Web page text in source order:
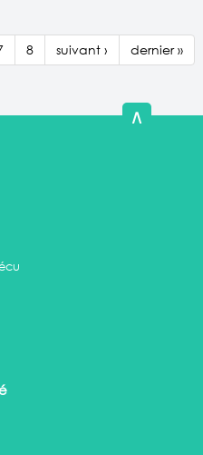
8 suivant › dernier »
∧